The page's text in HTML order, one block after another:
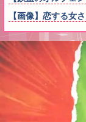
【画像】恋する女